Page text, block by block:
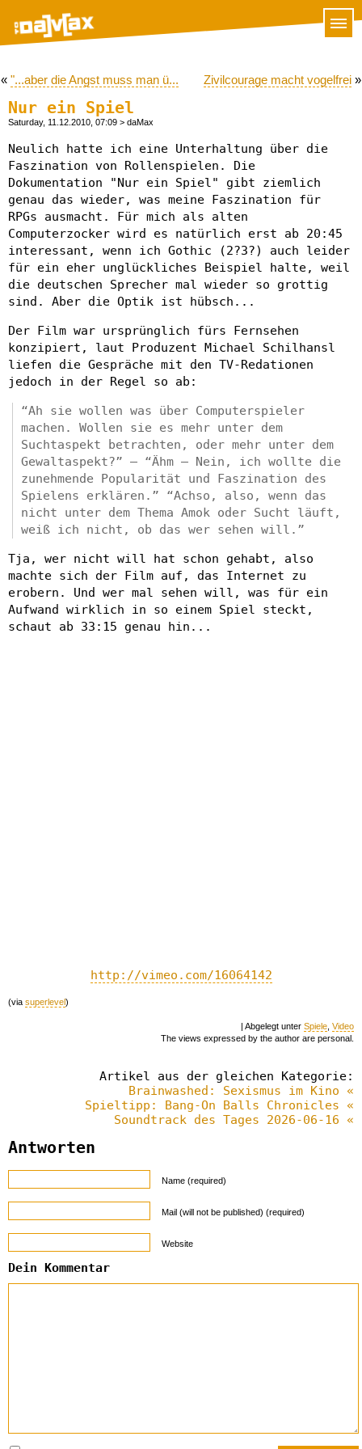
« "...aber die Angst muss man ü... Zivilcourage macht vogelfrei »
Nur ein Spiel
Saturday, 11.12.2010, 07:09 > daMax
Neulich hatte ich eine Unterhaltung über die
Faszination von Rollenspielen. Die
Dokumentation "Nur ein Spiel" gibt ziemlich
genau das wieder, was meine Faszination für
RPGs ausmacht. Für mich als alten
Computerzocker wird es natürlich erst ab 20:45
interessant, wenn ich Gothic (2?3?) auch leider
für ein eher unglückliches Beispiel halte, weil
die deutschen Sprecher mal wieder so grottig
sind. Aber die Optik ist hübsch...
Der Film war ursprünglich fürs Fernsehen
konzipiert, laut Produzent Michael Schilhansl
liefen die Gespräche mit den TV-Redationen
jedoch in der Regel so ab:
“Ah sie wollen was über Computerspieler
machen. Wollen sie es mehr unter dem
Suchtaspekt betrachten, oder mehr unter dem
Gewaltaspekt?” – “Ähm – Nein, ich wollte die
zunehmende Popularität und Faszination des
Spielens erklären.” “Achso, also, wenn das
nicht unter dem Thema Amok oder Sucht läuft,
weiß ich nicht, ob das wer sehen will.”
Tja, wer nicht will hat schon gehabt, also
machte sich der Film auf, das Internet zu
erobern. Und wer mal sehen will, was für ein
Aufwand wirklich in so einem Spiel steckt,
schaut ab 33:15 genau hin...
http://vimeo.com/16064142
(via superlevel)
| Abgelegt unter Spiele Video
The views expressed by the author are personal.
Artikel aus der gleichen Kategorie:
Brainwashed: Sexismus im Kino «
Spieltipp: Bang-On Balls Chronicles «
Soundtrack des Tages 2026-06-16 «
Antworten
Name (required)
Mail (will not be published) (required)
Website
Dein Kommentar